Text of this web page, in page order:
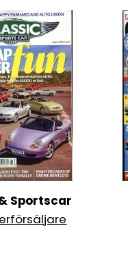
Sportscar